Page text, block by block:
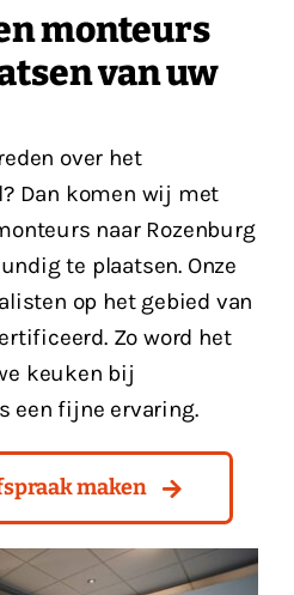
monteurs
van uw
over het
Dan komen wij met
naar Rozenburg
te plaatsen. Onze
op het gebied van
Zo word het
keuken bij
een fijne ervaring.
maken